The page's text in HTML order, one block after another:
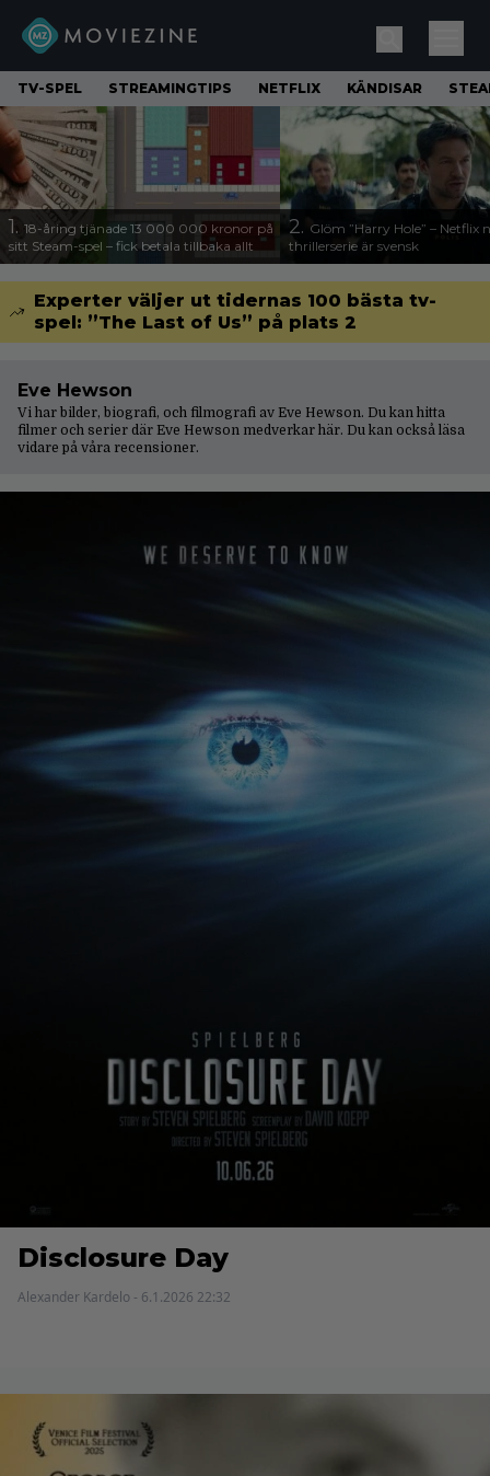
TV-SPEL STREAMINGTIPS NETFLIX KÄNDISAR
1. 18-åring tjänade 13 000 000 kronor på
sitt Steam-spel – fick betala tillbaka allt
2. Glöm ”Harry Hole” – Netflix
thrillerserie är svensk
Experter väljer ut tidernas 100 bästa tv-
spel: ”The Last of Us” på plats 2
Eve Hewson
Vi har bilder, biografi, och filmografi av Eve Hewson. Du kan hitta
filmer och serier där Eve Hewson medverkar här. Du kan också läsa
vidare på våra recensioner.
Disclosure Day
Alexander Kardelo - 6.1.2026 22:32